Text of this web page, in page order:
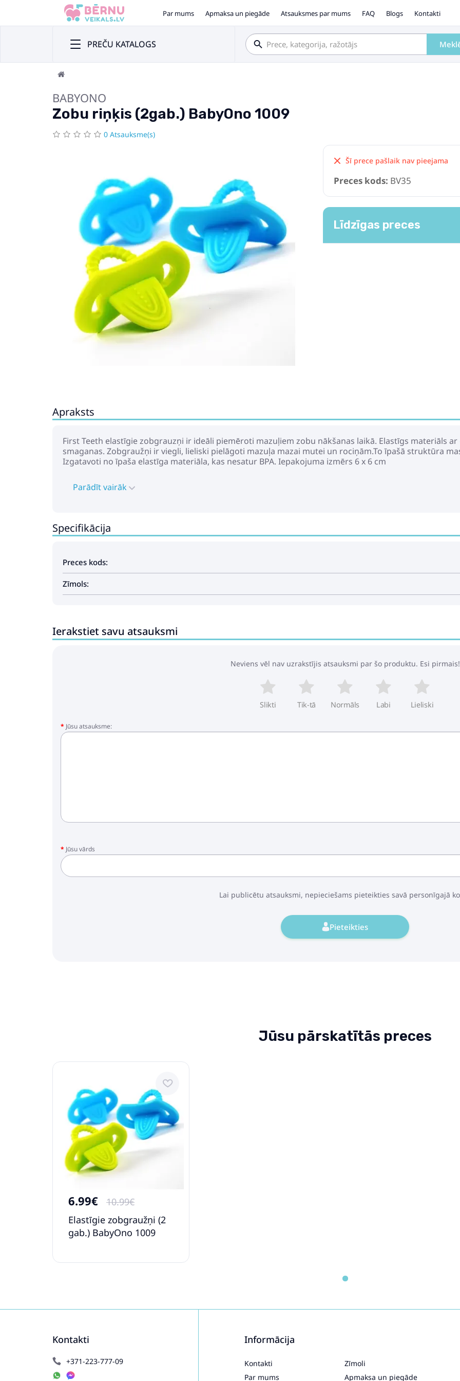
Par mums Apmaksa un piegāde Atsauksmes par mums FAQ Blogs Kontakti
PREČU KATALOGS
BABYONO
Zobu riņķis (2gab.) BabyOno 1009
0 Atsauksme(s)
Šī prece pašlaik nav pieejama
Preces kods: BV35
Līdzīgas preces
Apraksts
First Teeth elastīgie zobgrauzņi ir ideāli piemēroti mazuļiem zobu nākšanas laikā. Elastīgs materiāls
smaganas. Zobgraužņi ir viegli, lieliski pielāgoti mazuļa mazai mutei un rociņām.To īpašā struktūra
Izgatavoti no īpaša elastīga materiāla, kas nesatur BPA. Iepakojuma izmērs 6 x 6 cm
Parādīt vairāk
Specifikācija
Preces kods:
Zīmols:
Ierakstiet savu atsauksmi
Neviens vēl nav uzrakstījis atsauksmi par šo produktu. Esi pirmais!
Slikti Tik-tā Normāls Labi Lieliski
Jūsu atsauksme:
Jūsu vārds
Lai publicētu atsauksmi, nepieciešams pieteikties savā personīgajā
Pieteikties
Jūsu pārskatītās preces
6.99€
10.99€
Elastīgie zobgraužņi (2
gab.) BabyOno 1009
Kontakti
+371-223-777-09
Informācija
Kontakti
Par mums
Zīmoli
Apmaksa un piegāde